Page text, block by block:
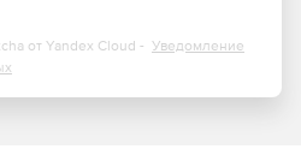
от Yandex Cloud - Уведомление